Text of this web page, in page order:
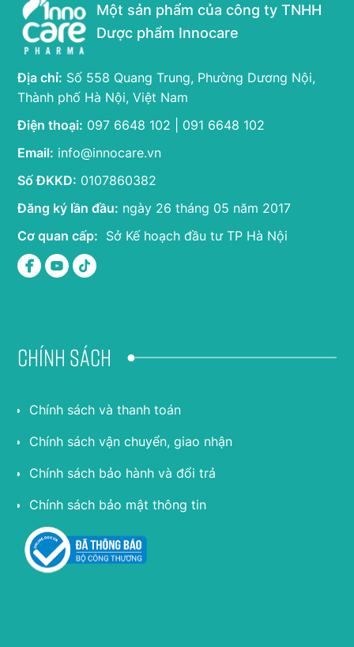
Một sản phẩm của công ty TNHH
Dược phẩm Innocare
Địa chỉ: Số 558 Quang Trung, Phường Dương Nội,
Thành phố Hà Nội, Việt Nam
Điện thoại: 097 6648 102 | 091 6648 102
Email: info@innocare.vn
Số ĐKKD: 0107860382
Đăng ký lần đầu: ngày 26 tháng 05 năm 2017
Cơ quan cấp: Sở Kế hoạch đầu tư TP Hà Nội
Chính sách
Chính sách và thanh toán
Chính sách vận chuyển, giao nhận
Chính sách bảo hành và đổi trả
Chính sách bảo mật thông tin